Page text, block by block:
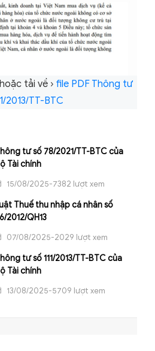
tải về › file PDF Thông tư
2013/TT-BTC
tư số 78/2021/TT-BTC của
Tài chính
15/08/2025-7382 lượt xem
Thuế thu nhập cá nhân số
2012/QH13
07/08/2025-2029 lượt xem
tư số 111/2013/TT-BTC của
Tài chính
13/08/2025-5709 lượt xem